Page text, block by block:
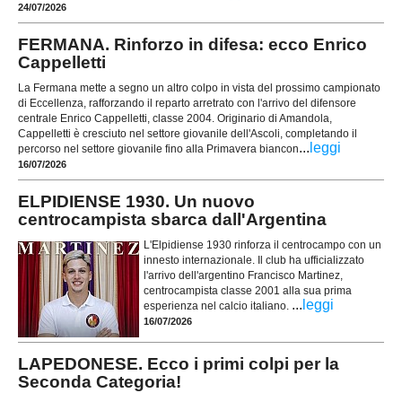
24/07/2026
FERMANA. Rinforzo in difesa: ecco Enrico
Cappelletti
La Fermana mette a segno un altro colpo in vista del prossimo campionato
di Eccellenza, rafforzando il reparto arretrato con l'arrivo del difensore
centrale Enrico Cappelletti, classe 2004. Originario di Amandola,
Cappelletti è cresciuto nel settore giovanile dell'Ascoli, completando il
percorso nel settore giovanile fino alla Primavera biancon... leggi
16/07/2026
ELPIDIENSE 1930. Un nuovo
centrocampista sbarca dall'Argentina
L'Elpidiense 1930 rinforza il centrocampo con un
innesto internazionale. Il club ha ufficializzato
l'arrivo dell'argentino Francisco Martinez,
centrocampista classe 2001 alla sua prima
esperienza nel calcio italiano. ... leggi
16/07/2026
LAPEDONESE. Ecco i primi colpi per la
Seconda Categoria!